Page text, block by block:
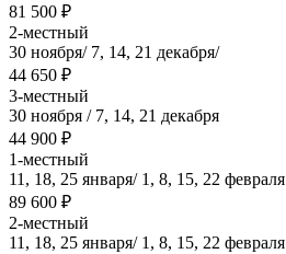
81 500 ₽
2-местный
30 ноября/ 7, 14, 21 декабря/
44 650 ₽
3-местный
30 ноября / 7, 14, 21 декабря
44 900 ₽
1-местный
11, 18, 25 января/ 1, 8, 15, 22 февраля
89 600 ₽
2-местный
11, 18, 25 января/ 1, 8, 15, 22 февраля